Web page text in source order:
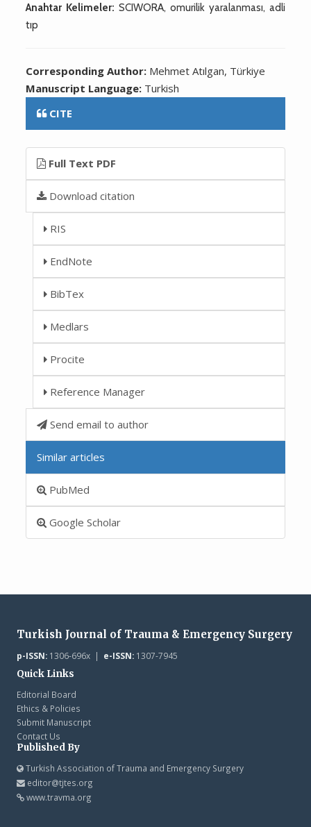
Anahtar Kelimeler: SCIWORA, omurilik yaralanması, adli
tıp
Corresponding Author: Mehmet Atılgan, Türkiye
Manuscript Language: Turkish
CITE
Full Text PDF
Download citation
RIS
EndNote
BibTex
Medlars
Procite
Reference Manager
Send email to author
Similar articles
PubMed
Google Scholar
Turkish Journal of Trauma & Emergency Surgery
p-ISSN:1306-696x | e-ISSN:1307-7945
Quick Links
Editorial Board
Ethics & Policies
Submit Manuscript
Contact Us
Published By
Turkish Association of Trauma and Emergency Surgery
editor@tjtes.org
www.travma.org